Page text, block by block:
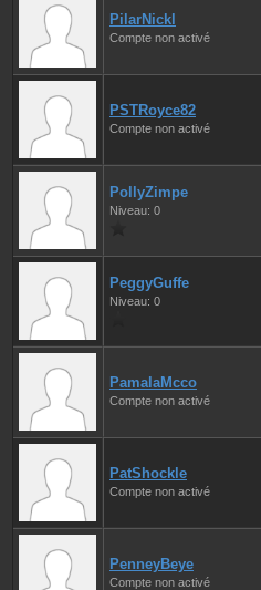
PilarNickl
Compte non activé
PSTRoyce82
Compte non activé
PollyZimpe
Niveau: 0
PeggyGuffe
Niveau: 0
PamalaMcco
Compte non activé
PatShockle
Compte non activé
PenneyBeye
Compte non activé